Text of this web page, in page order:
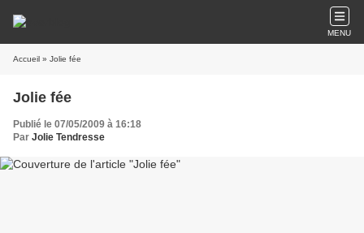
MENU
Accueil » Jolie fée
Jolie fée
Publié le 07/05/2009 à 16:18
Par Jolie Tendresse